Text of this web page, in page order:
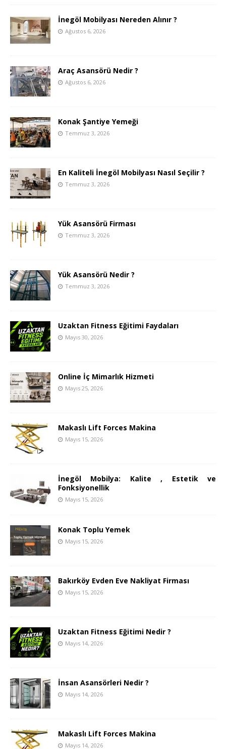
İnegöl Mobilyası Nereden Alınır ?
Ağustos 6, 2026
Araç Asansörü Nedir ?
Ağustos 6, 2026
Konak Şantiye Yemeği
Temmuz 3, 2026
En Kaliteli İnegöl Mobilyası Nasıl Seçilir ?
Temmuz 3, 2026
Yük Asansörü Firması
Temmuz 3, 2026
Yük Asansörü Nedir ?
Temmuz 3, 2026
Uzaktan Fitness Eğitimi Faydaları
Mayıs 30, 2026
Online İç Mimarlık Hizmeti
Mayıs 25, 2026
Makaslı Lift Forces Makina
Mayıs 15, 2026
İnegöl Mobilya: Kalite , Estetik ve
Fonksiyonellik
Mayıs 15, 2026
Konak Toplu Yemek
Mayıs 15, 2026
Bakırköy Evden Eve Nakliyat Firması
Mayıs 15, 2026
Uzaktan Fitness Eğitimi Nedir ?
Mayıs 14, 2026
İnsan Asansörleri Nedir ?
Mayıs 14, 2026
Makaslı Lift Forces Makina
Mayıs 14, 2026